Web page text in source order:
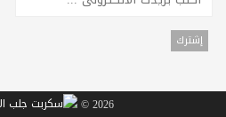
2026 ©